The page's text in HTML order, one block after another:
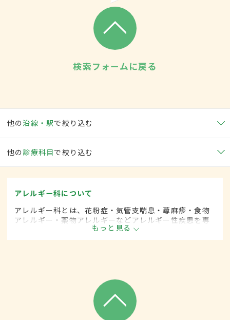
検索フォームに戻る
他の沿線・駅で絞り込む
他の 診療科目で絞り込む
アレルギー科について
アレルギー科とは、花粉症・気管支喘息・蕁麻疹・食物
アレルギー・薬物アレルギーなどアレルギー性疾患を専
もっと見る